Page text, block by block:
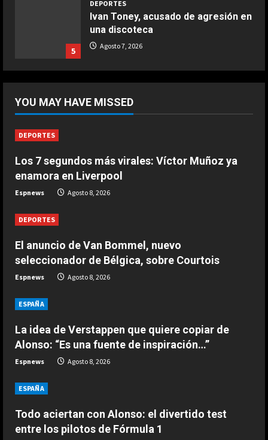
1
El anuncio de Van Bommel, nuevo
seleccionador de Bélgica, sobre
Courtois
Agosto 8, 2026
DEPORTES
Muñoz ya enamora en Liverpool
DEPORTES
África también se rinde a Gianni
Infantino
4
Noruega pide la dimisión de
Infantino
Agosto 7, 2026
5
Ivan Toney, acusado de agresión en
una discoteca
Agosto 7, 2026
YOU MAY HAVE MISSED
DEPORTES
Los 7 segundos más virales: Víctor Muñoz ya
enamora en Liverpool
Espnews Agosto 8, 2026
DEPORTES
El anuncio de Van Bommel, nuevo
seleccionador de Bélgica, sobre Courtois
Espnews Agosto 8, 2026
ESPAÑA
La idea de Verstappen que quiere copiar de
Alonso: “Es una fuente de inspiración…”
Espnews Agosto 8, 2026
ESPAÑA
Todo aciertan con Alonso: el divertido test
entre los pilotos de Fórmula 1